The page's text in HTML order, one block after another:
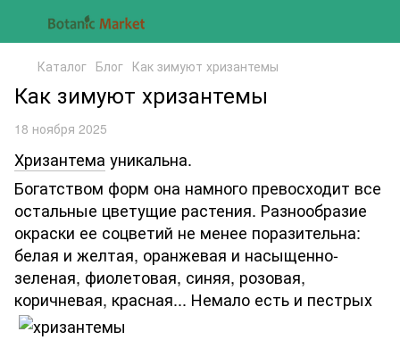
Каталог Блог Как зимуют хризантемы
Как зимуют хризантемы
18 ноября 2025
Хризантема уникальна.
Богатством форм она намного превосходит все
остальные цветущие растения. Разнообразие
окраски ее соцветий не менее поразительна:
белая и желтая, оранжевая и насыщенно-
зеленая, фиолетовая, синяя, розовая,
коричневая, красная... Немало есть и пестрых